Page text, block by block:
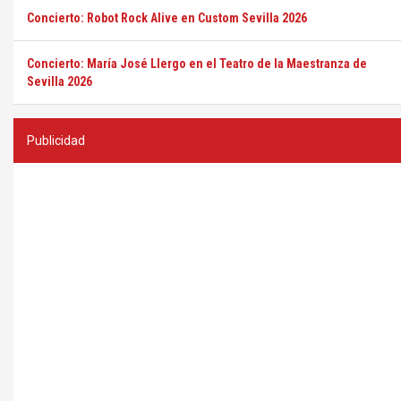
Concierto: Robot Rock Alive en Custom Sevilla 2026
Concierto: María José Llergo en el Teatro de la Maestranza de
Sevilla 2026
Publicidad